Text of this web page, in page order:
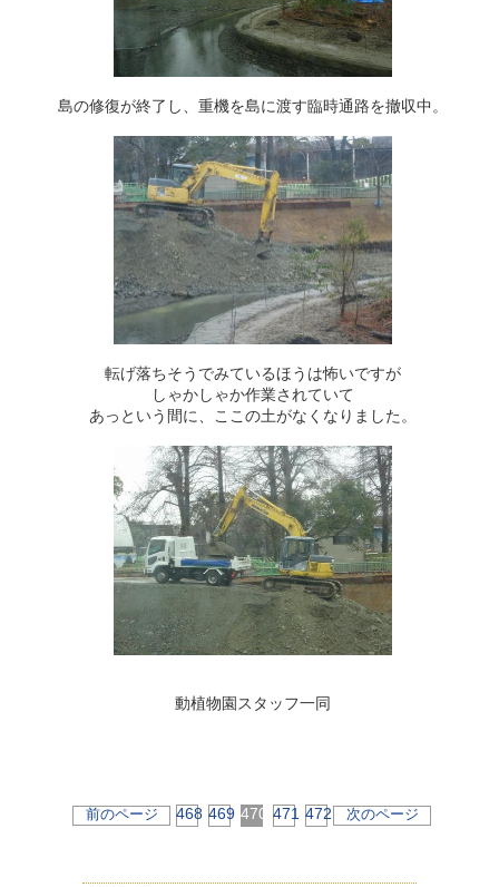
島の修復が終了し、重機を島に渡す臨時通路を撤収中。
転げ落ちそうでみているほうは怖いですが
しゃかしゃか作業されていて
あっという間に、ここの土がなくなりました。
動植物園スタッフ一同
前のページ 468 469 470 471 472 次のページ